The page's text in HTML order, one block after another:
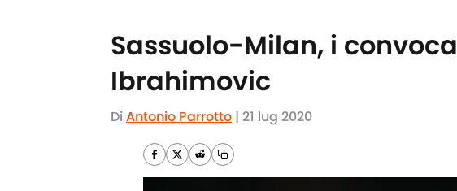
Sassuolo-Milan, i
Ibrahimovic
Di Antonio Parrotto | 21 lug 2020